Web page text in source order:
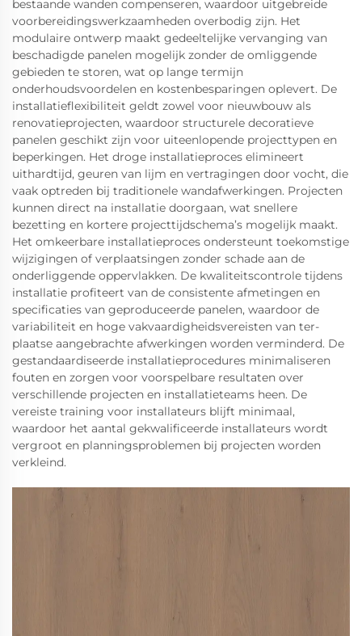
bestaande wanden compenseren, waardoor uitgebreide
voorbereidingswerkzaamheden overbodig zijn. Het
modulaire ontwerp maakt gedeeltelijke vervanging van
beschadigde panelen mogelijk zonder de omliggende
gebieden te storen, wat op lange termijn
onderhoudsvoordelen en kostenbesparingen oplevert. De
installatieflexibiliteit geldt zowel voor nieuwbouw als
renovatieprojecten, waardoor structurele decoratieve
panelen geschikt zijn voor uiteenlopende projecttypen en
beperkingen. Het droge installatieproces elimineert
uithardtijd, geuren van lijm en vertragingen door vocht, die
vaak optreden bij traditionele wandafwerkingen. Projecten
kunnen direct na installatie doorgaan, wat snellere
bezetting en kortere projecttijdschema’s mogelijk maakt.
Het omkeerbare installatieproces ondersteunt toekomstige
wijzigingen of verplaatsingen zonder schade aan de
onderliggende oppervlakken. De kwaliteitscontrole tijdens
installatie profiteert van de consistente afmetingen en
specificaties van geproduceerde panelen, waardoor de
variabiliteit en hoge vakvaardigheidsvereisten van ter-
plaatse aangebrachte afwerkingen worden verminderd. De
gestandaardiseerde installatieprocedures minimaliseren
fouten en zorgen voor voorspelbare resultaten over
verschillende projecten en installatieteams heen. De
vereiste training voor installateurs blijft minimaal,
waardoor het aantal gekwalificeerde installateurs wordt
vergroot en planningsproblemen bij projecten worden
verkleind.